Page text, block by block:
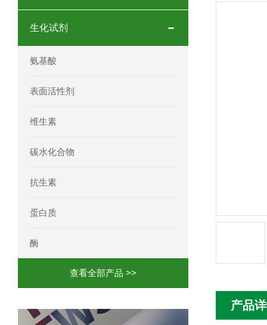
人蓝氏贾第虫(GL)elisa试剂盒厂家直销
生化试剂
氨基酸
表面活性剂
维生素
碳水化合物
抗生素
蛋白质
酶
查看全部产品 >>
产品